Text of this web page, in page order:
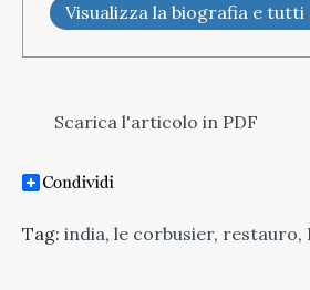
Visualizza la biografia e
Scarica l'articolo in PDF
Tag: india, le corbusier, restauro,